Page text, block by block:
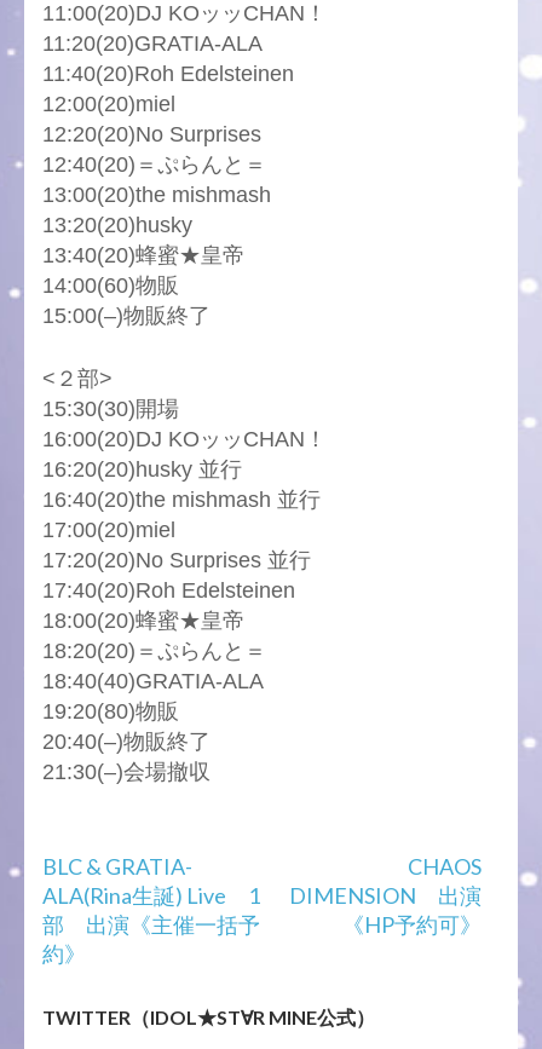
11:00(20)DJ KOッッCHAN！
11:20(20)GRATIA-ALA
11:40(20)Roh Edelsteinen
12:00(20)miel
12:20(20)No Surprises
12:40(20)＝ぷらんと＝
13:00(20)the mishmash
13:20(20)husky
13:40(20)蜂蜜★皇帝
14:00(60)物販
15:00(–)物販終了
<２部>
15:30(30)開場
16:00(20)DJ KOッッCHAN！
16:20(20)husky 並行
16:40(20)the mishmash 並行
17:00(20)miel
17:20(20)No Surprises 並行
17:40(20)Roh Edelsteinen
18:00(20)蜂蜜★皇帝
18:20(20)＝ぷらんと＝
18:40(40)GRATIA-ALA
19:20(80)物販
20:40(–)物販終了
21:30(–)会場撤収
投
稿
ナ
ビ
ー
シ
BLC & GRATIA-
ALA(Rina生誕) Live 1
部 出演《主催一括予
約》
CHAOS
DIMENSION 出演
《HP予約可》
TWITTER（IDOL★ST∀R MINE公式）